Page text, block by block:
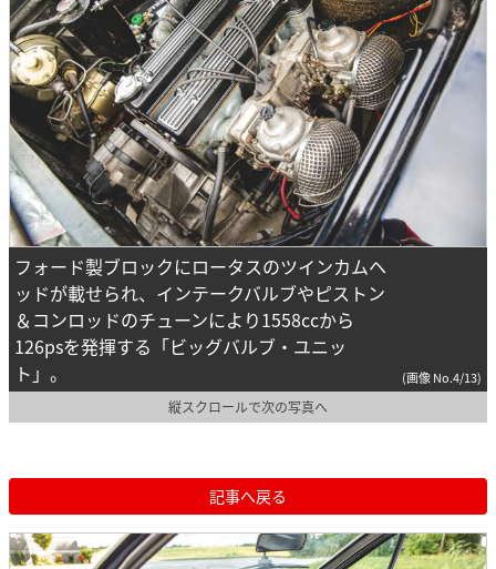
フォード製ブロックにロータスのツインカムヘ
ッドが載せられ、インテークバルブやピストン
＆コンロッドのチューンにより1558ccから
126psを発揮する「ビッグバルブ・ユニッ
ト」。
(画像 No.4/13)
縦スクロールで次の写真へ
記事へ戻る